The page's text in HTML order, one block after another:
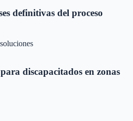
definitivas del proceso
discapacitados en zonas